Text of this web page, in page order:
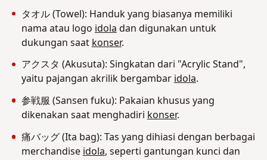
タオル (Towel): Handuk yang biasanya memiliki
nama atau logo idola dan digunakan untuk
dukungan saat konser.
アクスタ (Akusuta): Singkatan dari "Acrylic Stand",
yaitu pajangan akrilik bergambaridola.
参戦服 (Sansen fuku): Pakaian khusus yang
dikenakan saat menghadirikonser.
痛バッグ (Ita bag): Tas yang dihiasi dengan berbagai
merchandiseidola, seperti gantungan kunci dan